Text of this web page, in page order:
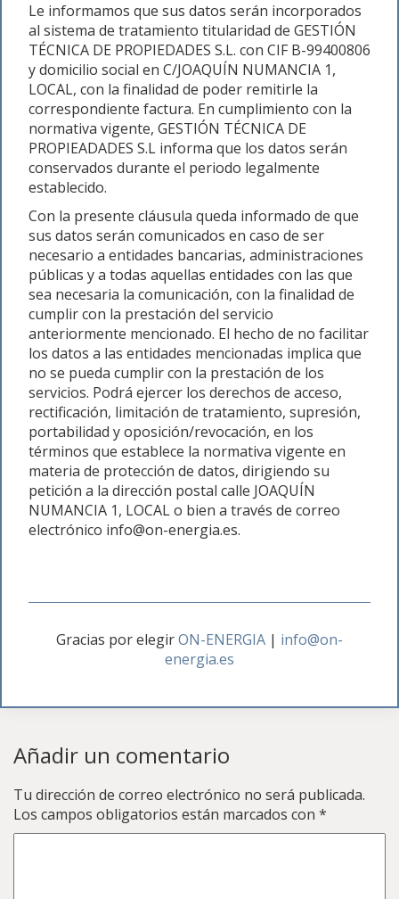
Le informamos que sus datos serán incorporados
al sistema de tratamiento titularidad de GESTIÓN
TÉCNICA DE PROPIEDADES S.L. con CIF B-99400806
y domicilio social en C/JOAQUÍN NUMANCIA 1,
LOCAL, con la finalidad de poder remitirle la
correspondiente factura. En cumplimiento con la
normativa vigente, GESTIÓN TÉCNICA DE
PROPIEADADES S.L informa que los datos serán
conservados durante el periodo legalmente
establecido.
Con la presente cláusula queda informado de que
sus datos serán comunicados en caso de ser
necesario a entidades bancarias, administraciones
públicas y a todas aquellas entidades con las que
sea necesaria la comunicación, con la finalidad de
cumplir con la prestación del servicio
anteriormente mencionado. El hecho de no facilitar
los datos a las entidades mencionadas implica que
no se pueda cumplir con la prestación de los
servicios. Podrá ejercer los derechos de acceso,
rectificación, limitación de tratamiento, supresión,
portabilidad y oposición/revocación, en los
términos que establece la normativa vigente en
materia de protección de datos, dirigiendo su
petición a la dirección postal calle JOAQUÍN
NUMANCIA 1, LOCAL o bien a través de correo
electrónico info@on-energia.es.
Gracias por elegirON-ENERGIA | info@on-
energia.es
Añadir un comentario
Tu dirección de correo electrónico no será publicada.
Los campos obligatorios están marcados con *